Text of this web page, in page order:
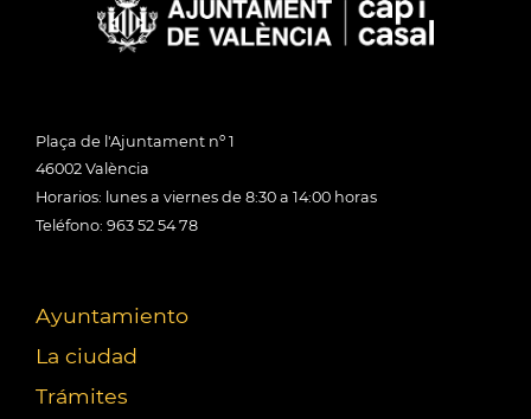
Plaça de l'Ajuntament nº 1
46002 València
Horarios: lunes a viernes de 8:30 a 14:00 horas
Teléfono: 963 52 54 78
Ayuntamiento
La ciudad
Trámites